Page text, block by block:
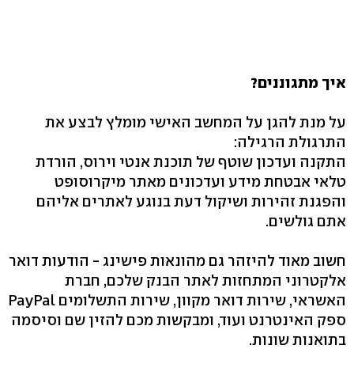
איך מתגוננים?
על מנת להגן על המחשב האישי מומלץ לבצע את
התרגולת הרגילה:
התקנה ועדכון שוטף של תוכנת אנטי וירוס, הורדת
טלאי אבטחת מידע ועדכונים מאתר מיקרוסופט
והפגנת זהירות ושיקול דעת בנוגע לאתרים אליהם
אתם גולשים.
חשוב מאוד להיזהר גם מהונאות פישינג - הודעות דואר
אלקטרוני המתחזות לאתר הבנק שלכם, חברת
האשראי, שירות דואר מקוון, שירות התשלומים PayPal
ספק האינטרנט ועוד, ומבקשות מכם להזין שם וסיסמה
בתואנות שונות.